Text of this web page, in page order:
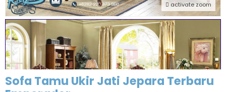
activate zoom
Sofa Tamu Ukir Jati Jepara Terbaru